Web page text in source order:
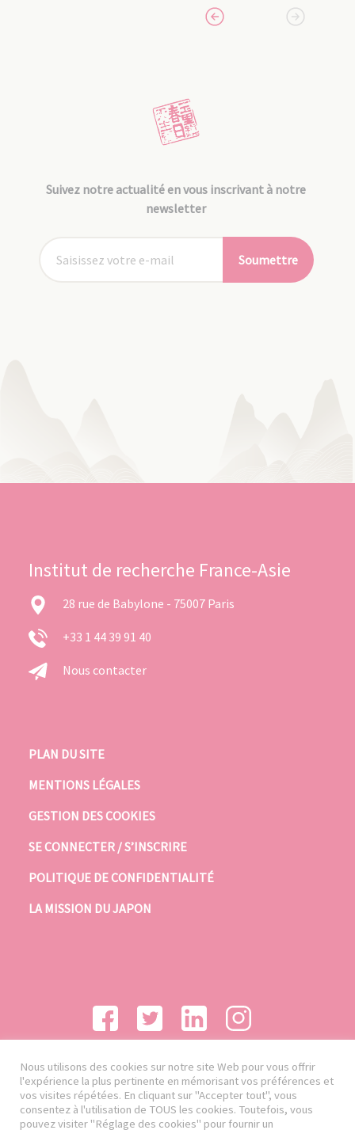
Suivez notre actualité en vous inscrivant à notre
newsletter
Soumettre
Institut de recherche France-Asie
28 rue de Babylone - 75007 Paris
+33 1 44 39 91 40
Nous contacter
PLAN DU SITE
MENTIONS LÉGALES
GESTION DES COOKIES
SE CONNECTER / S’INSCRIRE
POLITIQUE DE CONFIDENTIALITÉ
LA MISSION DU JAPON
Nous utilisons des cookies sur notre site Web pour vous offrir
l'expérience la plus pertinente en mémorisant vos préférences et
vos visites répétées. En cliquant sur "Accepter tout", vous
consentez à l'utilisation de TOUS les cookies. Toutefois, vous
pouvez visiter "Réglage des cookies" pour fournir un